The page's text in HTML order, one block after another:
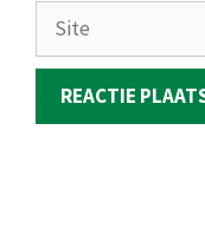
Site